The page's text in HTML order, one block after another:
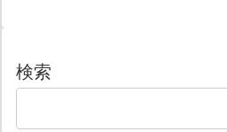
検索